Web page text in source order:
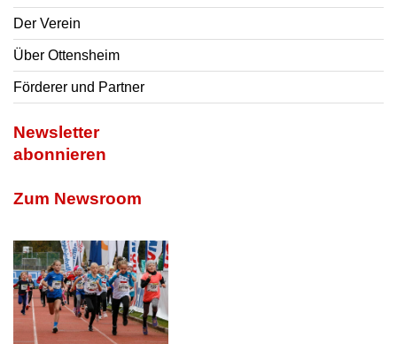
Der Verein
Über Ottensheim
Förderer und Partner
Newsletter
abonnieren
Zum Newsroom